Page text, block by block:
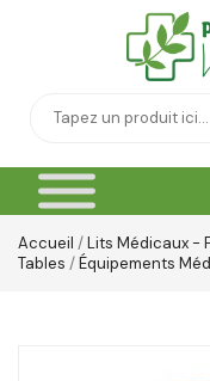
Accueil /Lits Médicaux -
Tables /Équipements
Thé & Tisanes
Toilette &
Vêtement
Yeux &